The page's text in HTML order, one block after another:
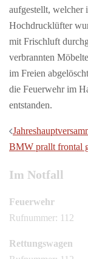
aufgestellt, welcher
Hochdrucklüfter
mit Frischluft
verbrannten
im Freien
die Feuerwehr im
entstanden.
BMW prallt frontal
Im Notfall
Feuerwehr
Rufnummer: 112
Rettungswagen